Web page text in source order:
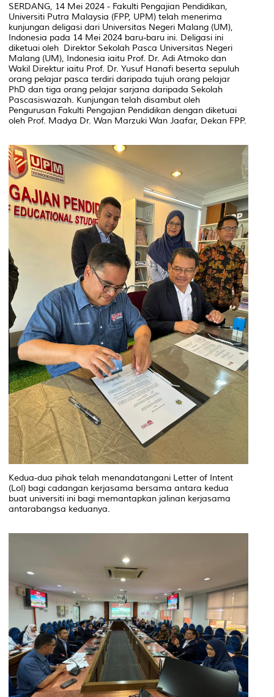
SERDANG, 14 Mei 2024 - Fakulti Pengajian Pendidikan,
Universiti Putra Malaysia (FPP, UPM) telah menerima
kunjungan deligasi dari Universitas Negeri Malang (UM),
Indonesia pada 14 Mei 2024 baru-baru ini. Deligasi ini
diketuai oleh Direktor Sekolah Pasca Universitas Negeri
Malang (UM), Indonesia iaitu Prof. Dr. Adi Atmoko dan
Wakil Direktur iaitu Prof. Dr. Yusuf Hanafi beserta sepuluh
orang pelajar pasca terdiri daripada tujuh orang pelajar
PhD dan tiga orang pelajar sarjana daripada Sekolah
Pascasiswazah. Kunjungan telah disambut oleh
Pengurusan Fakulti Pengajian Pendidikan dengan diketuai
oleh Prof. Madya Dr. Wan Marzuki Wan Jaafar, Dekan FPP.
Kedua-dua pihak telah menandatangani Letter of Intent
(LoI) bagi cadangan kerjasama bersama antara kedua
buat universiti ini bagi memantapkan jalinan kerjasama
antarabangsa keduanya.